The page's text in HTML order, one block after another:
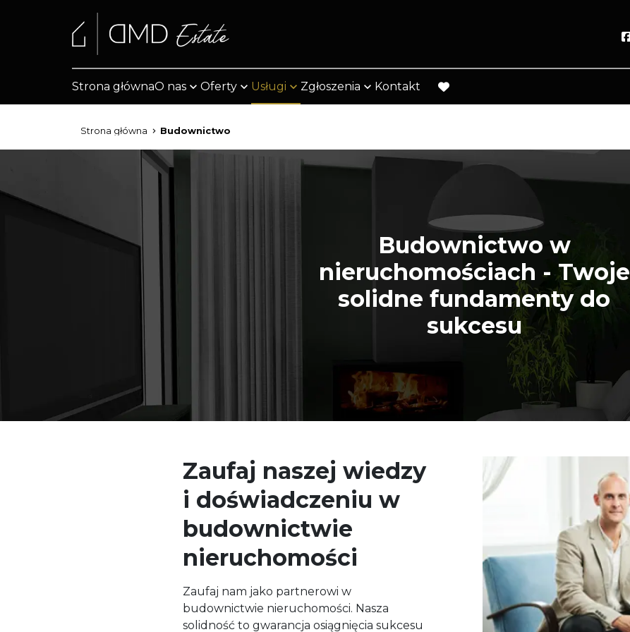
Strona głównaO nas Oferty Usługi Zgłoszenia Kontakt
favorite
Strona główna Budownictwo
Budownictwo w
nieruchomościach - Twoje
solidne fundamenty do
sukcesu
Zaufaj naszej wiedzy
i doświadczeniu w
budownictwie
nieruchomości
Zaufaj nam jako partnerowi w
budownictwie nieruchomości. Nasza
solidność to gwarancja osiągnięcia sukcesu